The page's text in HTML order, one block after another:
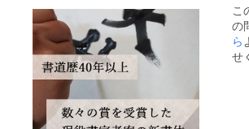
こ
の
ら
せ